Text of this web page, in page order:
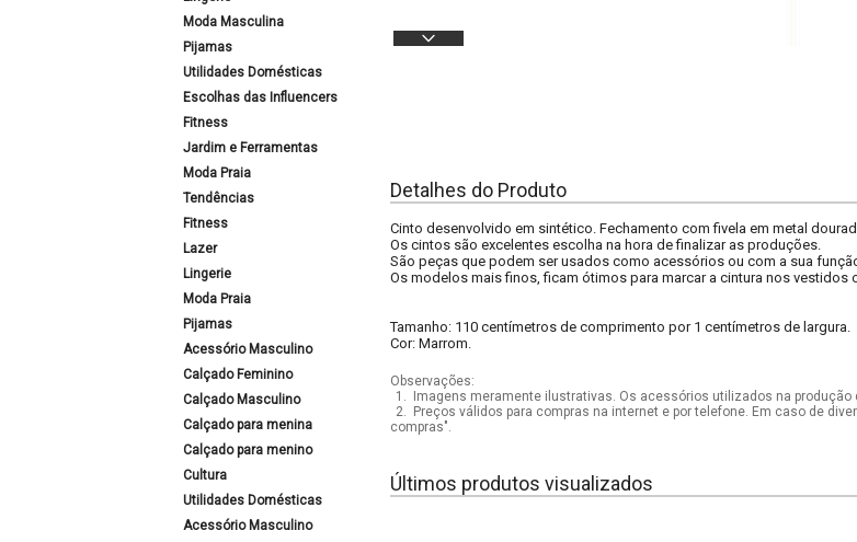
Moda Masculina
Pijamas
Utilidades Domésticas
Escolhas das Influencers
Fitness
Jardim e Ferramentas
Moda Praia
Tendências
Fitness
Lazer
Lingerie
Moda Praia
Pijamas
Acessório Masculino
Calçado Feminino
Calçado Masculino
Calçado para menina
Calçado para menino
Cultura
Utilidades Domésticas
Acessório Masculino
Detalhes do Produto
Cinto desenvolvido em sintético. Fechamento com fivela em metal
Os cintos são excelentes escolha na hora de finalizar as produções.
São peças que podem ser usados como acessórios ou com a sua
Os modelos mais finos, ficam ótimos para marcar a cintura nos vestidos
Tamanho: 110 centímetros de comprimento por 1 centímetros de largura.
Cor: Marrom.
Observações:
1.
Imagens meramente ilustrativas. Os acessórios utilizados na
2.
Preços válidos para compras na internet e por telefone. Em caso de
compras".
Últimos produtos visualizados